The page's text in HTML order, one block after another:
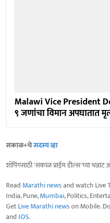
Malawi Vice President
९ जणांचा विमान अपघातात
सकाळ+चेसदस्य व्हा
शॉपिंगसाठी 'सकाळ प्राईम डील्स'च्या
Read Marathi newsand watch Live
India, Pune,Mumbai, Politics,
GetLive Marathi newson Mobile.
and IOS.